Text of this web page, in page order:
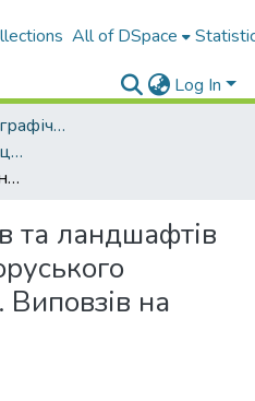
All of DSpace
Log In
Природничо-географічний факультет
Наукові записки Вінницького державного педагогічного університету імені Михайла Коцюбинського. Серія: Географія
Еволюція ґрунтів та ландшафтів території давньоруського городища біля с. Виповзів на Чернігівщині
та ландшафтів
Виповзів на